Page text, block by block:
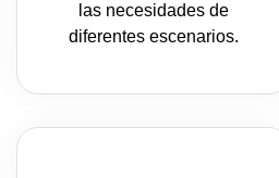
las necesidades de
diferentes escenarios.